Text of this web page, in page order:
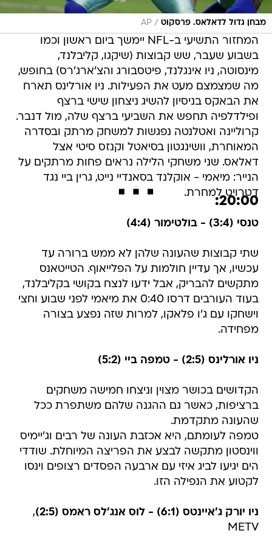
מבחן גדול לדאלאס. פרסקוט /
AP
המחזור התשיעי ב-NFL יימשך ביום ראשון וכמו
בשבוע שעבר, שש קבוצות (שיקגו, קליבלנד,
מינסוטה, ניו אינגלנד, פיטסבורג והצ'ארג'רס) בחופש,
מה שמצמצם מעט את הפעילות. ניו אורלינס תארח
את הבאקס בניסיון להשיג ניצחון שישי ברצף
ופילדלפיה תחפש את השביעי ברצף שלה, מול דנבר.
קרוליינה ואטלנטה נפגשות למשחק מרתק ובסדרה
המאוחרת, וושינגטון בסיאטל וקנזס סיטי אצל
דאלאס. שני משחקי הלילה נראים פחות מרתקים על
הנייר: מיאמי - אוקלנד בסאנדיי נייט, גרין ביי נגד
דטרויט למחרת.
20:00:
טנסי (3:4) - בולטימור (4:4)
שתי קבוצות שהעונה שלהן לא ממש ברורה עד
עכשיו, אך עדיין חולמות על הפלייאוף. הטייטאנס
מתקשים להבריק, אבל ידעו לנצח בקושי בקליבלנד,
בעוד העורבים דרסו 0:40 את מיאמי לפני שבוע וחצי
וישחקו עם ג'ו פלאקו, למרות שזה נפצע בצורה
מפחידה.
ניו אורלינס (2:5) - טמפה ביי (5:2)
הקדושים בכושר מצוין וניצחו חמישה משחקים
ברציפות, כאשר גם ההגנה שלהם משתפרת ככל
שהעונה מתקדמת.
טמפה לעומתם, היא אכזבת העונה של רבים וג'יימיס
ווינסטון מתקשה לבצע את הפריצה המיוחלת. שודדי
הים יגיעו לביג איזי עם ארבעה הפסדים רצופים וינסו
לקטוע את הנפילה הזו.
ניו יורק ג'איינטס (6:1) - לוס אנג'לס ראמס (2:5)
,
METV